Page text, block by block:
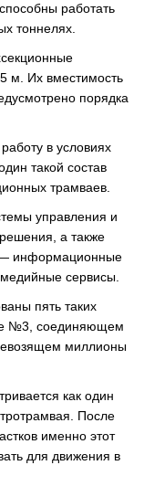
работать
тоннелях.
м. Их вместимость
порядка
в условиях
такой состав
трамваев.
управления и
а также
— информационные
сервисы.
пять таких
№3, соединяющем
миллионы
как один
После
именно этот
для движения в